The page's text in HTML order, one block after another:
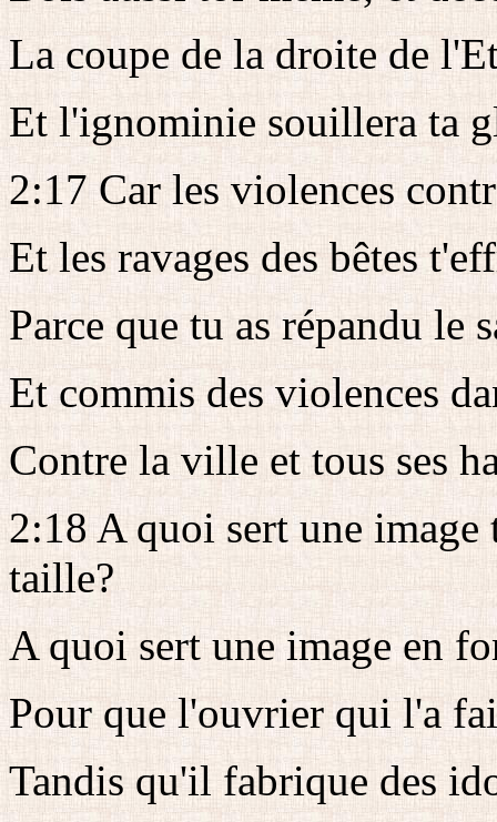
La coupe de la droite de
Et l'ignominie souillera ta
2:17 Car les violences
Et les ravages des bêtes
Parce que tu as répandu le
Et commis des violences
Contre la ville et tous ses
2:18 A quoi sert une
taille?
A quoi sert une image en
Pour que l'ouvrier qui l'a
Tandis qu'il fabrique des